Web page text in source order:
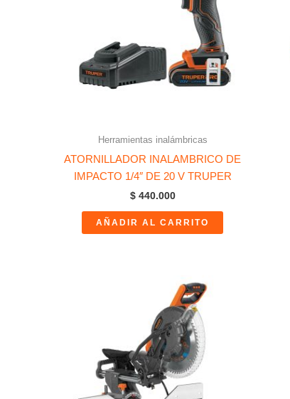
Herramientas inalámbricas
ATORNILLADOR INALAMBRICO DE
IMPACTO 1/4″ DE 20 V TRUPER
$440.000
AÑADIR AL CARRITO